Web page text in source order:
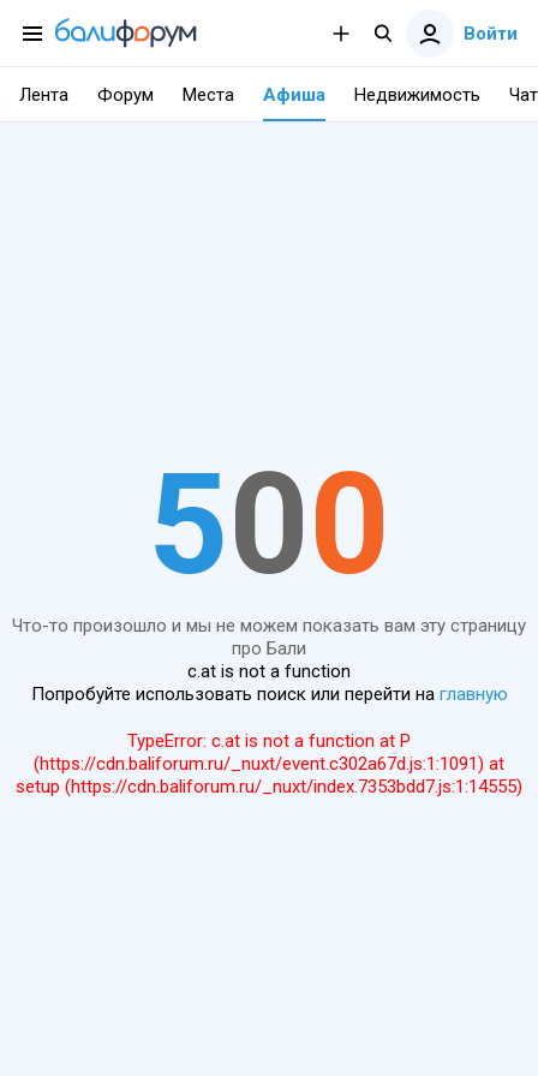
Войти
Лента Форум Места Афиша Недвижимость Чат
500
Что-то произошло и мы не можем показать вам эту страницу
про Бали
c.at is not a function
Попробуйте использовать поиск или перейти на главную
TypeError: c.at is not a function at P
(https://cdn.baliforum.ru/_nuxt/event.c302a67d.js:1:1091) at
setup (https://cdn.baliforum.ru/_nuxt/index.7353bdd7.js:1:14555)